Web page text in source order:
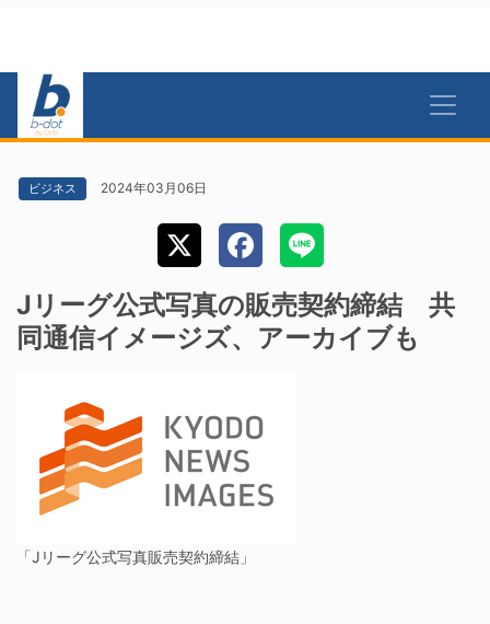
ビジネス 2024年03月06日
Jリーグ公式写真の販売契約締結 共
同通信イメージズ、アーカイブも
「Jリーグ公式写真販売契約締結」